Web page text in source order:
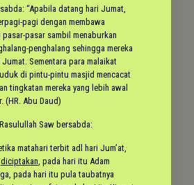
“Apabila datang hari Jumat,
pagi dengan membawa
pasar-pasar sambil menaburkan
penghalang sehingga mereka
Sementara para malaikat
di pintu-pintu masjid mencacat
tingkatan mereka yang lebih awal
(HR. Abu Daud)
Saw bersabda:
matahari terbit adl hari Jum’at,
diciptakan, pada hari itu Adam
pada hari itu pula taubatnya